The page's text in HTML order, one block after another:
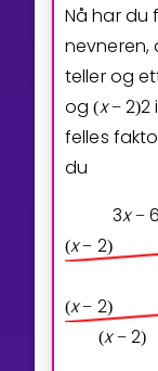
Nå har du
nevneren,
teller og
og(x − 2)2
felles
du
3x − 6
(x − 2)
(x − 2)
(x − 2)